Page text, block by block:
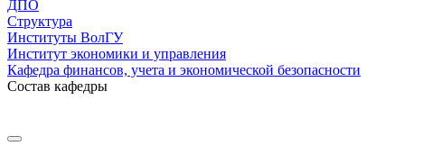
ДПО
Структура
Институты ВолГУ
Институт экономики и управления
Кафедра финансов, учета и экономической безопасности
Состав кафедры